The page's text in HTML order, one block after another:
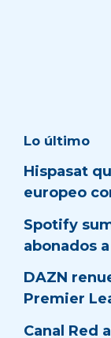
Lo último
Hispasat
europeo
Spotify
abonados
DAZN
Premier
Canal Red